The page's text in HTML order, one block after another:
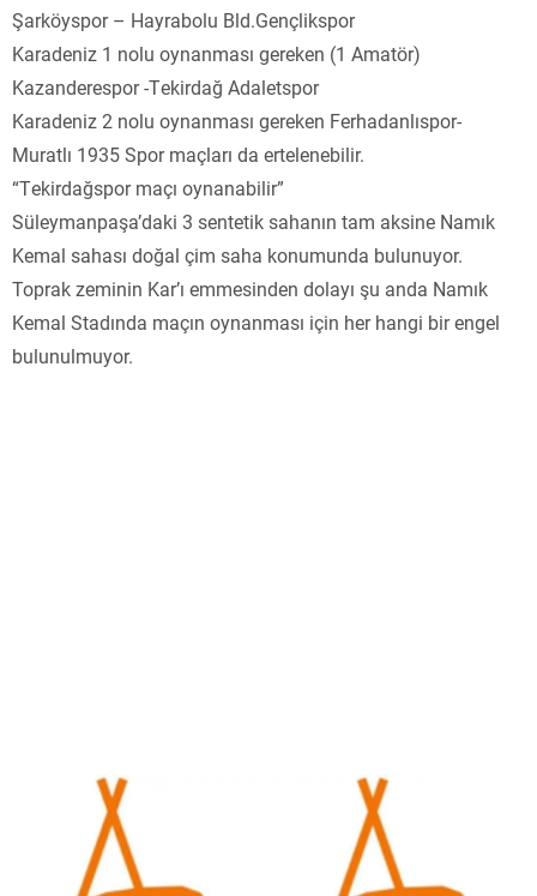
Şarköyspor – Hayrabolu Bld.Gençlikspor
Karadeniz 1 nolu oynanması gereken (1 Amatör)
Kazanderespor -Tekirdağ Adaletspor
Karadeniz 2 nolu oynanması gereken Ferhadanlıspor-
Muratlı 1935 Spor maçları da ertelenebilir.
“Tekirdağspor maçı oynanabilir”
Süleymanpaşa’daki 3 sentetik sahanın tam aksine Namık
Kemal sahası doğal çim saha konumunda bulunuyor.
Toprak zeminin Kar’ı emmesinden dolayı şu anda Namık
Kemal Stadında maçın oynanması için her hangi bir engel
bulunulmuyor.